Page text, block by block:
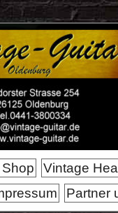
Vintage
Partner